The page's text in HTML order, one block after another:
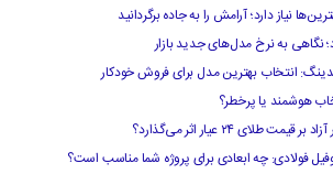
نیاز دارد؛ آرامش را به جاده برگردانید
نگاهی به نرخ مدل‌های جدید بازار
انتخاب بهترین مدل برای فروش خودکار
هوشمند یا پرخطر؟
طلای ۲۴ عیار اثر می‌گذارد؟
فولادی: چه ابعادی برای پروژه شما مناسب است؟